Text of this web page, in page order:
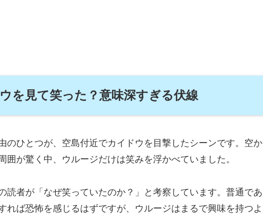
を見て笑った？意味深すぎる伏線
のひとつが、空島付近でカイドウを目撃したシーンです。空か
囲が驚く中、ウルージだけは笑みを浮かべていました。
読者が「なぜ笑っていたのか？」と考察しています。普通であ
れば恐怖を感じるはずですが、ウルージはまるで興味を持つよ